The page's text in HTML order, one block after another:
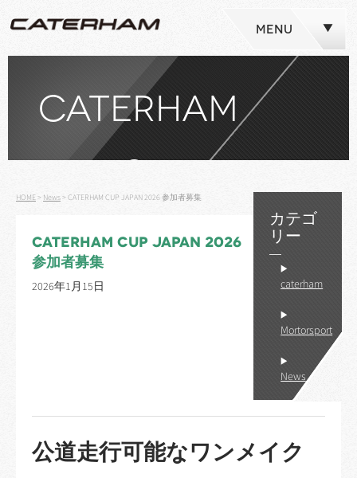
MENU
CATERHAM
NEWS
カテゴ
リー
caterham
Mortorsport
News
HOME> News>CATERHAM CUP JAPAN 2026 参加者募集
CATERHAM CUP JAPAN 2026
参加者募集
2026年1月15日
公道走行可能なワンメイク